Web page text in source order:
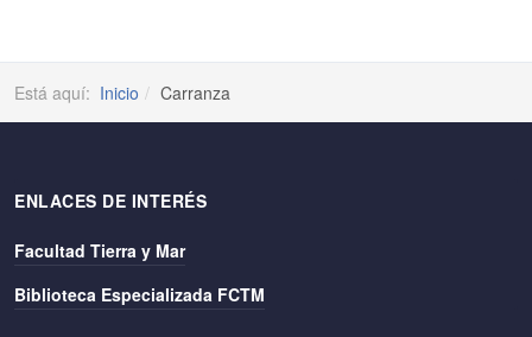
Está aquí: Inicio Carranza
ENLACES DE INTERÉS
Facultad Tierra y Mar
Biblioteca Especializada FCTM